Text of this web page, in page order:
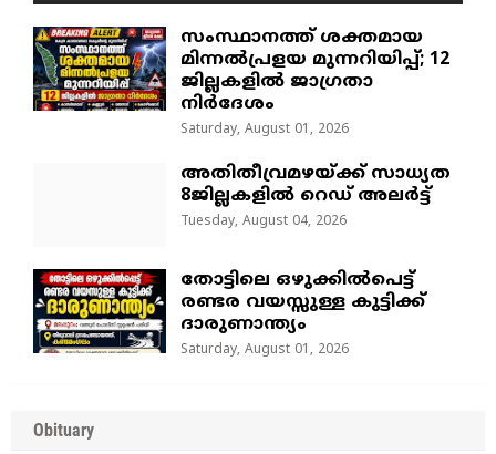
സംസ്ഥാനത്ത് ശക്തമായ
മിന്നൽപ്രളയ മുന്നറിയിപ്പ്; 12
ജില്ലകളിൽ ജാഗ്രതാ
നിർദേശം
Saturday, August 01, 2026
അതിതീവ്രമഴയ്ക്ക് സാധ്യത
8ജില്ലകളിൽ റെഡ് അലർട്ട്
Tuesday, August 04, 2026
തോട്ടിലെ ഒഴുക്കിൽപെട്ട്
രണ്ടര വയസ്സുള്ള കുട്ടിക്ക്
ദാരുണാന്ത്യം
Saturday, August 01, 2026
Obituary